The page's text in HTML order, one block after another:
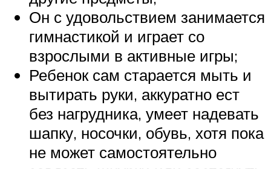
Он с удовольствием занимается
гимнастикой и играет со
взрослыми в активные игры;
Ребенок сам старается мыть и
вытирать руки, аккуратно ест
без нагрудника, умеет надевать
шапку, носочки, обувь, хотя пока
не может самостоятельно